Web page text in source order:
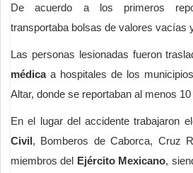
De acuerdo a los primeros
transportaba bolsas de valores vacías
Las personas lesionadas fueron
médicaa hospitales de los
Altar, donde se reportaban al menos
En el lugar del accidente trabajaron
Civil, Bomberos de Caborca, Cruz
miembros del Ejército Mexicano,